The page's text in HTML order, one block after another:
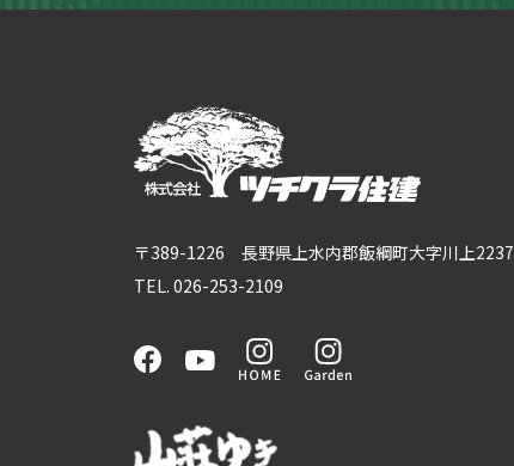
〒389-1226 長野県上水内郡飯綱町大字川上2237
TEL. 026-253-2109